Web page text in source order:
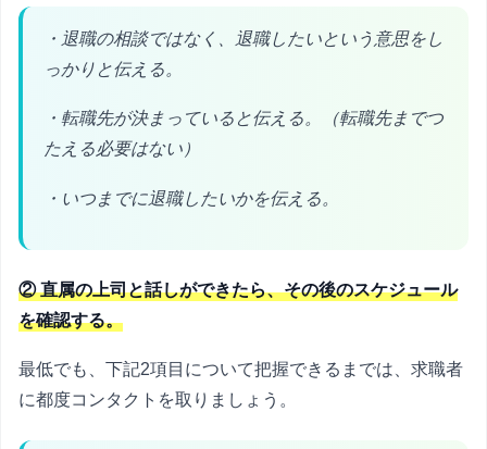
・退職の相談ではなく、退職したいという意思をし
っかりと伝える。
・転職先が決まっていると伝える。（転職先までつ
たえる必要はない）
・いつまでに退職したいかを伝える。
② 直属の上司と話しができたら、その後のスケジュール
を確認する。
最低でも、下記2項目について把握できるまでは、求職者
に都度コンタクトを取りましょう。